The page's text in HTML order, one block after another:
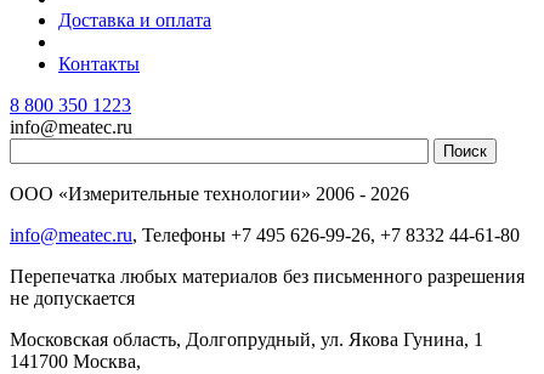
Доставка и оплата
Контакты
8 800 350 1223
info@meatec.ru
ООО «Измерительные технологии» 2006 - 2026
info@meatec.ru, Телефоны +7 495 626-99-26, +7 8332 44-61-80
Перепечатка любых материалов без письменного разрешения
не допускается
Московская область, Долгопрудный, ул. Якова Гунина, 1
141700 Москва,